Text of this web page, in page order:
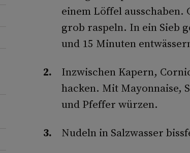
einem Löffel
grob raspeln. In ein Sieb
und 15 Minuten
Inzwischen Kapern,
hacken. Mit Mayonnaise,
und Pfeffer würzen.
Nudeln in Salzwasser